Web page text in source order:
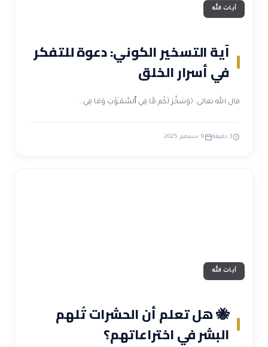
آيات الله
آية التسخير الكوني: دعوة للتفكر
في أسرار الخلق
قال الله تعالى: ﴿وَسَخَّرَ لَكُم مَّا فِي ٱلسَّمَـٰوَٰتِ وَمَا فِي…
9 سبتمبر 2025
آيات الله
🐝 هل تعلم أن الحشرات تُلهم
البشر في اختراعاتهم؟